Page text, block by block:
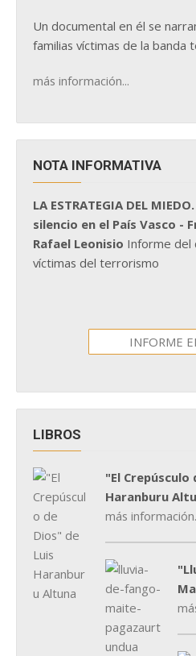
Un documental en él se
familias víctimas de la banda
más información...
NOTA INFORMATIVA
LA ESTRATEGIA DEL
silencio en el País Vasco -
Rafael Leonisio Informe del
víctimas del terrorismo
INFORME
LIBROS
"El Crepúsculo
Haranburu
más